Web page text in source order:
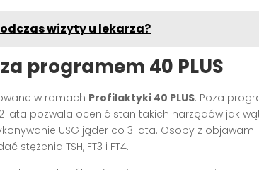
wizyty u lekarza?
programem 40 PLUS
w ramach Profilaktyki 40 PLUS. Poza
lata pozwala ocenić stan takich narządów jak
USG jąder co 3 lata. Osoby z
stężenia TSH, FT3 i FT4.